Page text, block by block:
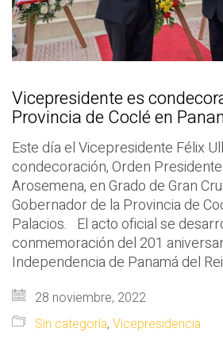
Vicepresidente es
Provincia de Coclé en
Este día el Vicepresidente Félix
condecoración, Orden
Arosemena, en Grado de Gran
Gobernador de la Provincia de
Palacios. El acto oficial se
conmemoración del 201
Independencia de Panamá del
28 noviembre, 2022
Sin categoría, Vicepresidencia